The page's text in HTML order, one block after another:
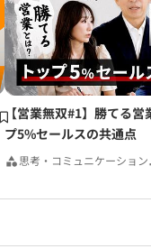
【営業無双#1】勝てる営
プ5%セールスの共通点
思考・コミュニケーション